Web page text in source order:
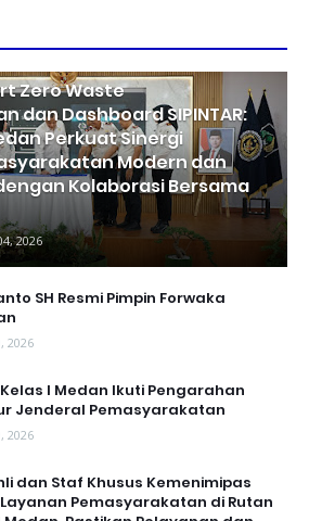
Zero Waste
dan Dashboard SIPINTAR:
Perkuat Sinergi
Modern dan
Kolaborasi Bersama
2026
SH Resmi Pimpin Forwaka
2026
I Medan Ikuti Pengarahan
Jenderal Pemasyarakatan
2026
dan Staf Khusus Kemenimipas
Pemasyarakatan di Rutan